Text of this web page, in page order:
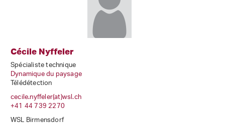
Cécile Nyffeler
Spécialiste technique
Dynamique du paysage
Télédétection
cecile.nyffeler(at)wsl.ch
+41 44 739 2270
WSL Birmensdorf